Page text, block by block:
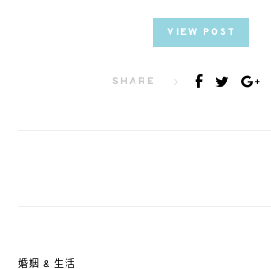
VIEW POST
SHARE
婚姻 & 生活